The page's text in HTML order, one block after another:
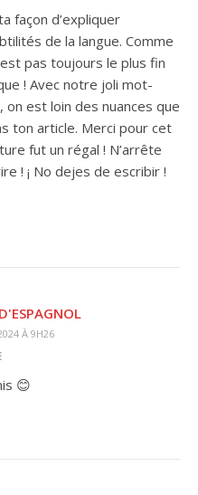
façon d’expliquer
de la langue. Comme
pas toujours le plus fin
! Avec notre joli mot-
on est loin des nuances que
ton article. Merci pour cet
fut un régal ! N’arrête
! ¡ No dejes de escribir !
À 9H26
😊